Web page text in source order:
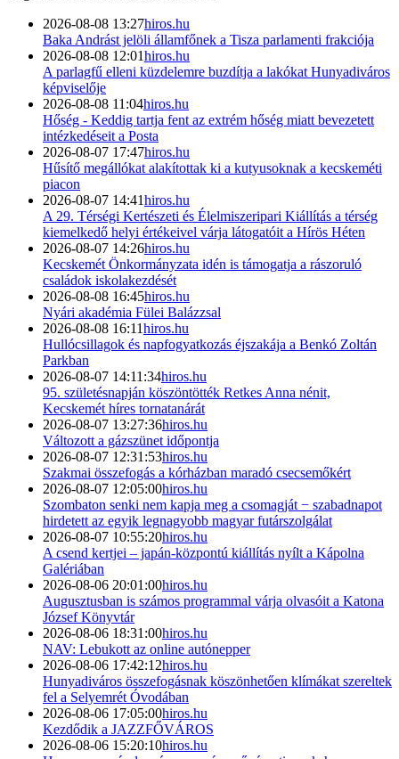
2026-08-08 13:27hiros.hu
Baka Andrást jelöli államfőnek a Tisza parlamenti frakciója
2026-08-08 12:01hiros.hu
A parlagfű elleni küzdelemre buzdítja a lakókat Hunyadiváros
képviselője
2026-08-08 11:04hiros.hu
Hőség - Keddig tartja fent az extrém hőség miatt bevezetett
intézkedéseit a Posta
2026-08-07 17:47hiros.hu
Hűsítő megállókat alakítottak ki a kutyusoknak a kecskeméti
piacon
2026-08-07 14:41hiros.hu
A 29. Térségi Kertészeti és Élelmiszeripari Kiállítás a térség
kiemelkedő helyi értékeivel várja látogatóit a Hírös Héten
2026-08-07 14:26hiros.hu
Kecskemét Önkormányzata idén is támogatja a rászoruló
családok iskolakezdését
2026-08-08 16:45hiros.hu
Nyári akadémia Fülei Balázzsal
2026-08-08 16:11hiros.hu
Hullócsillagok és napfogyatkozás éjszakája a Benkó Zoltán
Parkban
2026-08-07 14:11:34hiros.hu
95. születésnapján köszöntötték Retkes Anna nénit,
Kecskemét híres tornatanárát
2026-08-07 13:27:36hiros.hu
Változott a gázszünet időpontja
2026-08-07 12:31:53hiros.hu
Szakmai összefogás a kórházban maradó csecsemőkért
2026-08-07 12:05:00hiros.hu
Szombaton senki nem kapja meg a csomagját − szabadnapot
hirdetett az egyik legnagyobb magyar futárszolgálat
2026-08-07 10:55:20hiros.hu
A csend kertjei – japán-központú kiállítás nyílt a Kápolna
Galériában
2026-08-06 20:01:00hiros.hu
Augusztusban is számos programmal várja olvasóit a Katona
József Könyvtár
2026-08-06 18:31:00hiros.hu
NAV: Lebukott az online autónepper
2026-08-06 17:42:12hiros.hu
Hunyadiváros összefogásnak köszönhetően klímákat szereltek
fel a Selyemrét Óvodában
2026-08-06 17:05:00hiros.hu
Kezdődik a JAZZFŐVÁROS
2026-08-06 15:20:10hiros.hu